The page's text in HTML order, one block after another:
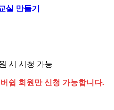
실 만들기
시 시청 가능
쉽 회원만 신청 가능합니다.